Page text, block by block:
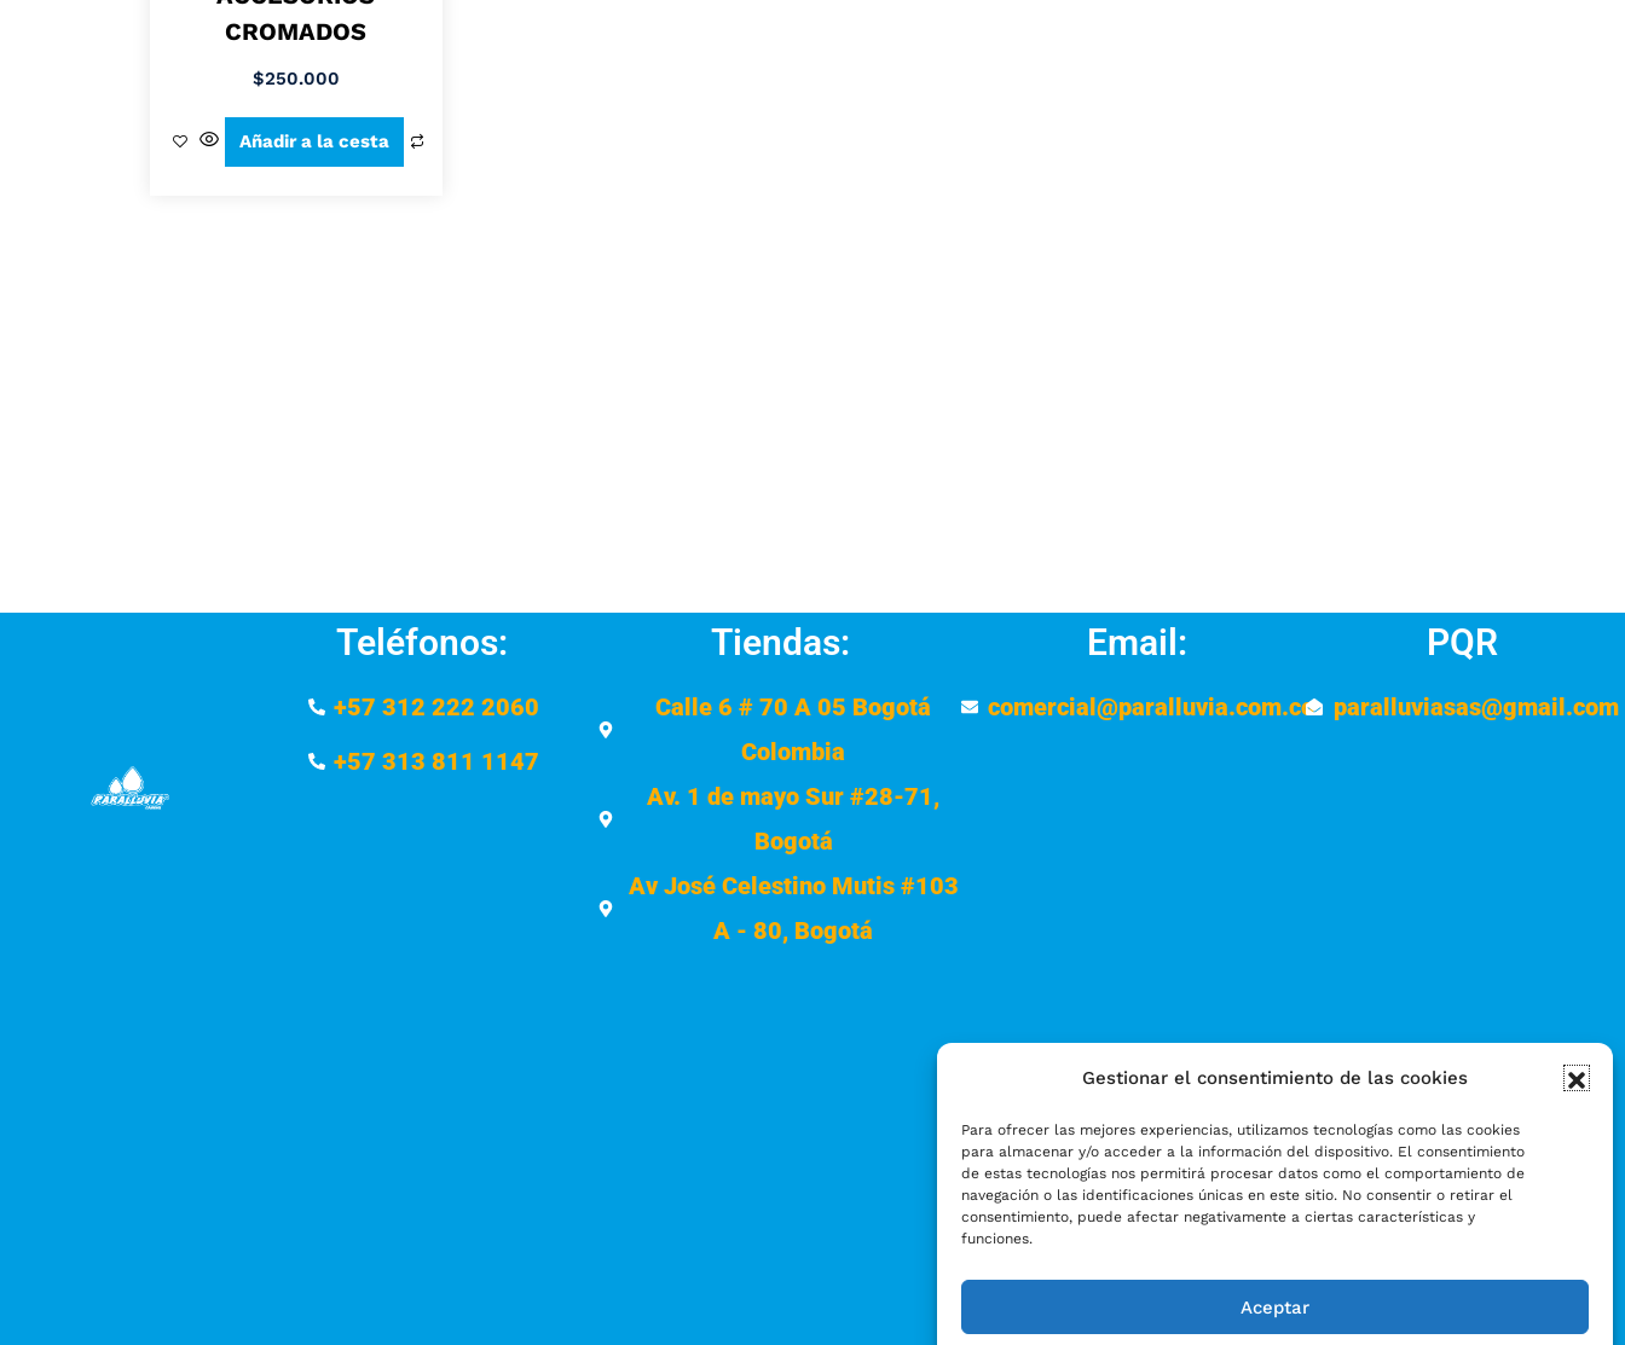
Gestionar el consentimiento de las cookies
Para ofrecer las mejores experiencias, utilizamos tecnologías como las cookies
para almacenar y/o acceder a la información del dispositivo. El consentimiento
de estas tecnologías nos permitirá procesar datos como el comportamiento de
navegación o las identificaciones únicas en este sitio. No consentir o retirar el
consentimiento, puede afectar negativamente a ciertas características y
funciones.
Aceptar
CROMADOS
$250.000
Añadir a la cesta
Teléfonos:
+57 312 222 2060
+57 313 811 1147
Tiendas:
Calle 6 # 70 A 05 Bogotá
Colombia
Av. 1 de mayo Sur #28-71,
Bogotá
Av José Celestino Mutis #103
A - 80, Bogotá
Email:
comercial@paralluvia.com.co
PQR
paralluviasas@gmail.com